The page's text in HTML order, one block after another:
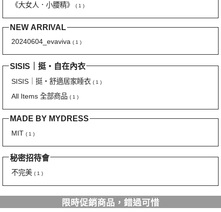
《大女人．小腰精》 ( 1 )
NEW ARRIVAL
20240604_evaviva ( 1 )
SISIS｜挺‧自在內衣
SISIS｜挺‧舒適居家睡衣 ( 1 )
All Items 全部商品 ( 1 )
MADE BY MYDRESS
MIT ( 1 )
秘密招待會
不完美 ( 1 )
限時促銷商品，錯過可惜